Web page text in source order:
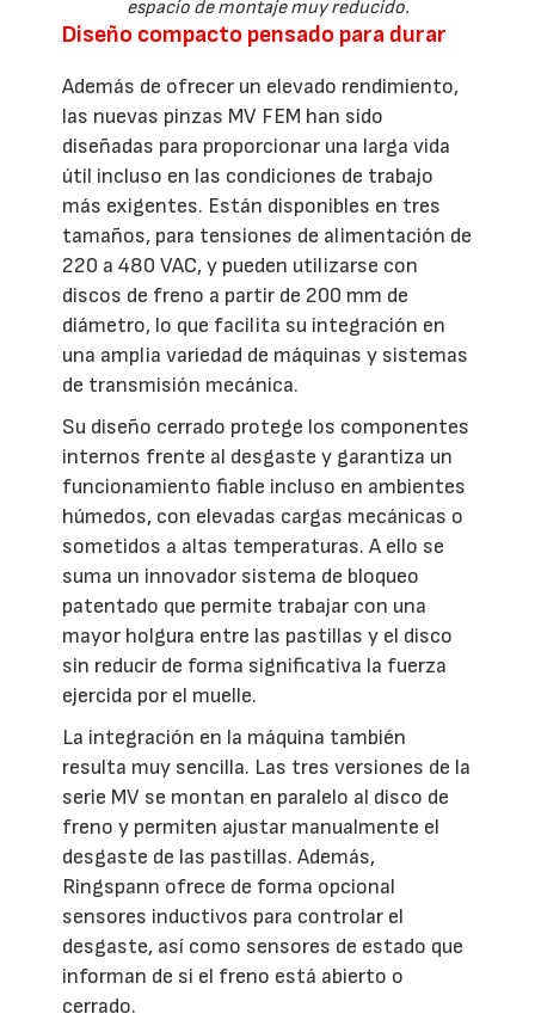
espacio de montaje muy reducido.
Diseño compacto pensado para durar
Además de ofrecer un elevado rendimiento,
las nuevas pinzas MV FEM han sido
diseñadas para proporcionar una larga vida
útil incluso en las condiciones de trabajo
más exigentes. Están disponibles en tres
tamaños, para tensiones de alimentación de
220 a 480 VAC, y pueden utilizarse con
discos de freno a partir de 200 mm de
diámetro, lo que facilita su integración en
una amplia variedad de máquinas y sistemas
de transmisión mecánica.
Su diseño cerrado protege los componentes
internos frente al desgaste y garantiza un
funcionamiento fiable incluso en ambientes
húmedos, con elevadas cargas mecánicas o
sometidos a altas temperaturas. A ello se
suma un innovador sistema de bloqueo
patentado que permite trabajar con una
mayor holgura entre las pastillas y el disco
sin reducir de forma significativa la fuerza
ejercida por el muelle.
La integración en la máquina también
resulta muy sencilla. Las tres versiones de la
serie MV se montan en paralelo al disco de
freno y permiten ajustar manualmente el
desgaste de las pastillas. Además,
Ringspann ofrece de forma opcional
sensores inductivos para controlar el
desgaste, así como sensores de estado que
informan de si el freno está abierto o
cerrado.